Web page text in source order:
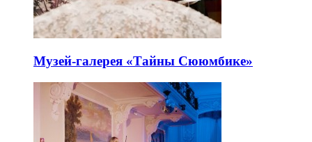
Музей-галерея «Тайны Сююмбике»